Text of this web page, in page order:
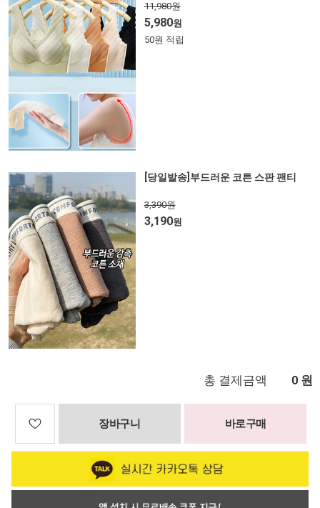
11,980원
5,980원
50원 적립
[당일발송]부드러운 코튼 스판 팬티
3,390원
3,190원
총 결제금액 0 원
장바구니 바로구매